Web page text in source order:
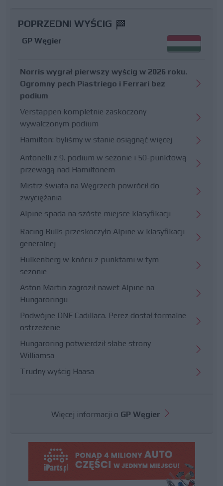
POPRZEDNI WYŚCIG
GP Węgier
Norris wygrał pierwszy wyścig w 2026 roku.
Ogromny pech Piastriego i Ferrari bez
podium
Verstappen kompletnie zaskoczony
wywalczonym podium
Hamilton: byliśmy w stanie osiągnąć więcej
Antonelli z 9. podium w sezonie i 50-punktową
przewagą nad Hamiltonem
Mistrz świata na Węgrzech powrócił do
zwyciężania
Alpine spada na szóste miejsce klasyfikacji
Racing Bulls przeskoczyło Alpine w klasyfikacji
generalnej
Hulkenberg w końcu z punktami w tym
sezonie
Aston Martin zagroził nawet Alpine na
Hungaroringu
Podwójne DNF Cadillaca. Perez dostał formalne
ostrzeżenie
Hungaroring potwierdził słabe strony
Williamsa
Trudny wyścig Haasa
Więcej informacji o GP Węgier